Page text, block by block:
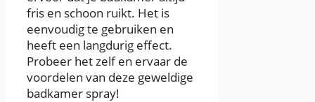
fris en schoon ruikt. Het is
eenvoudig te gebruiken en
heeft een langdurig effect.
Probeer het zelf en ervaar de
voordelen van deze geweldige
badkamer spray!